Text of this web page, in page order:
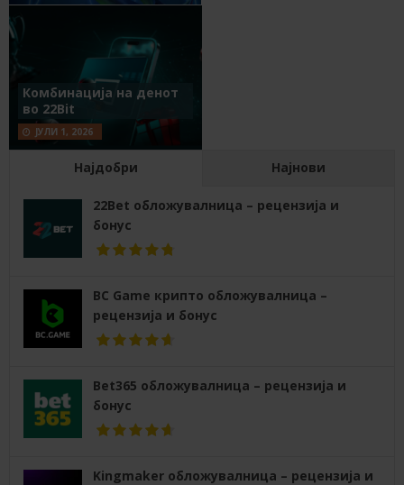
Комбинација на денот
во 22Bit
ЈУЛИ 1, 2026
Најдобри Најнови
22Bet обложувалница – рецензија и
бонус
BC Game крипто обложувалница –
рецензија и бонус
Bet365 обложувалница – рецензија и
бонус
Kingmaker обложувалница – рецензија и